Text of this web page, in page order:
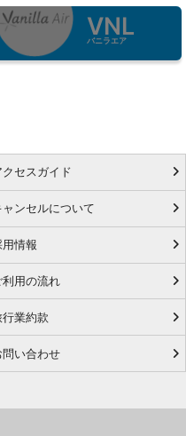
VNL
バニラエア
クセスガイド
ャンセルについて
用情報
利用の流れ
行業約款
問い合わせ